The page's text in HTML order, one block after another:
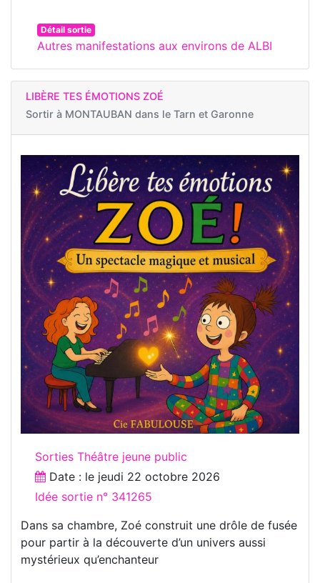
Détail sortie
Autres manifestations aux environs de ALBI
LIBÈRE TES ÉMOTIONS ZOÉ
Sortir à MONTAUBAN dans le Tarn et Garonne
Sorties Théâtre jeune public
Date : le jeudi 22 octobre 2026
Idée sortie n° 341265
Dans sa chambre, Zoé construit une drôle de fusée
pour partir à la découverte d’un univers aussi
mystérieux qu’enchanteur